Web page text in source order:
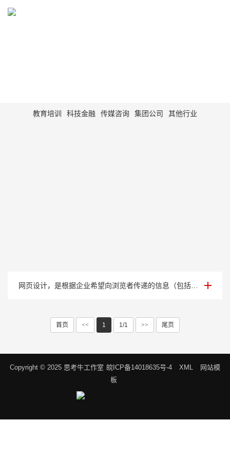
教育培训 科技金融 传媒咨询 集团公司 其他行业
案例展示八 网页设计，是根据企业希望向浏览者传递的信息（包括产品、服务、理念、文化），进行网···
首页 << 1 1/1 >> 尾页
Copyright © 2025 思考牛工作室 皖ICP备14018635号-4 XML
网站模
板